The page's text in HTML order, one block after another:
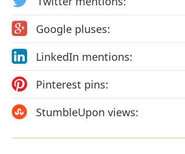
Google pluses:
LinkedIn mentions:
Pinterest pins:
StumbleUpon views: